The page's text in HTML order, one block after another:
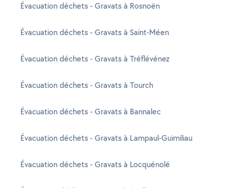
Évacuation déchets - Gravats à Rosnoën
Évacuation déchets - Gravats à Saint-Méen
Évacuation déchets - Gravats à Tréflévénez
Évacuation déchets - Gravats à Tourch
Évacuation déchets - Gravats à Bannalec
Évacuation déchets - Gravats à Lampaul-Guimiliau
Évacuation déchets - Gravats à Locquénolé